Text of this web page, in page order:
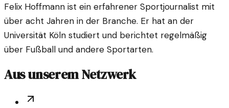
Felix Hoffmann ist ein erfahrener Sportjournalist mit
über acht Jahren in der Branche. Er hat an der
Universität Köln studiert und berichtet regelmäßig
über Fußball und andere Sportarten.
Aus unserem Netzwerk